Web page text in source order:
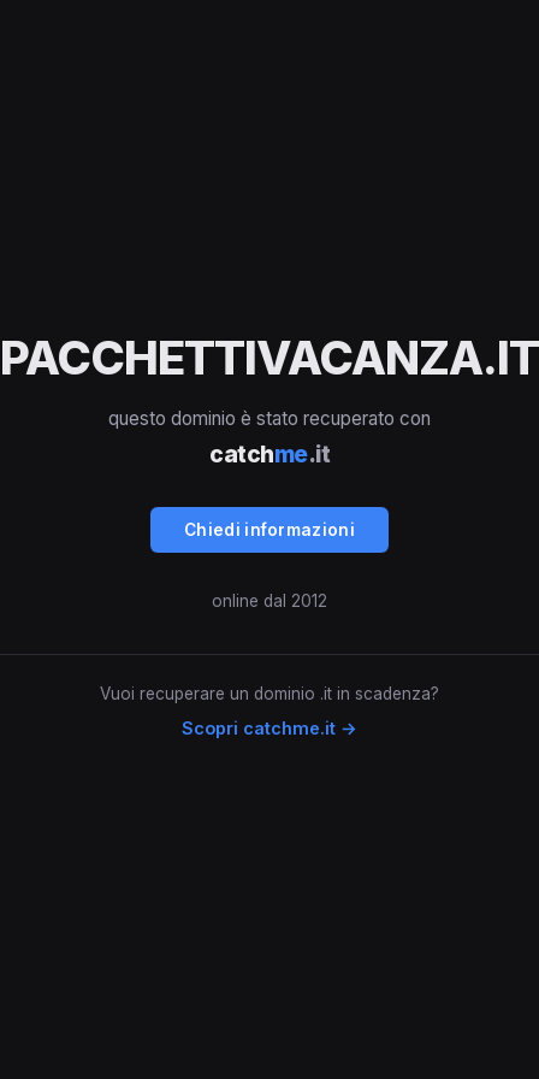
PACCHETTIVACANZA.IT
questo dominio è stato recuperato con
catchme.it
Chiedi informazioni
online dal 2012
Vuoi recuperare un dominio .it in scadenza?
Scopri catchme.it →